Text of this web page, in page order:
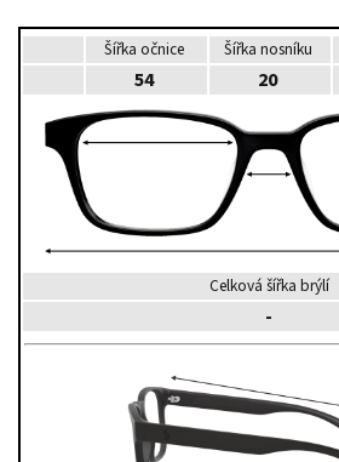
Šířka očnice Šířka nosníku
54 20
Celková šířka brýlí
-